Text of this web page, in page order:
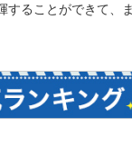
することができて、